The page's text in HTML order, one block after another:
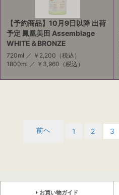
【予約商品】10月9日以降 出荷
予定 鳳凰美田 Assemblage
WHITE＆BRONZE
720ml ／ ￥2,200 （税込）
1800ml ／ ￥3,960 （税込）
前へ 1 2 3
お買い物ガイド